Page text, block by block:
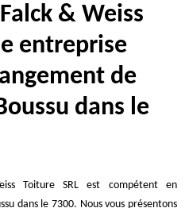
& Weiss
entreprise
de
dans le
Toiture SRL est compétent en
dans le 7300. Nous vous présentons